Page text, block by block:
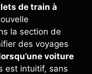
de train à
la section de
des voyages
voiture
est intuitif, sans